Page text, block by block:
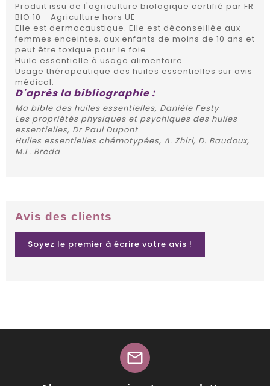
Produit issu de l'agriculture biologique certifié par FR
BIO 10 - Agriculture hors UE
Elle est dermocaustique. Elle est déconseillée aux
femmes enceintes, aux enfants de moins de 10 ans et
peut être toxique pour le foie.
Huile essentielle à usage alimentaire
Usage thérapeutique des huiles essentielles sur avis
médical.
D'après la bibliographie :
Ma bible des huiles essentielles, Danièle Festy
Les propriétés physiques et psychiques des huiles
essentielles, Dr Paul Dupont
Huiles essentielles chémotypées, A. Zhiri, D. Baudoux,
M.L. Breda
Avis des clients
Soyez le premier à écrire votre avis !
mail